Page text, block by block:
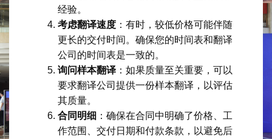
经验。
考虑翻译速度 ：有时，较低价格可能伴随
更长的交付时间。确保您的时间表和翻译
公司的时间表是一致的。
询问样本翻译 ：如果质量至关重要，可以
要求翻译公司提供一份样本翻译，以评估
其质量。
合同明细 ：确保在合同中明确了价格、工
作范围、交付日期和付款条款，以避免后